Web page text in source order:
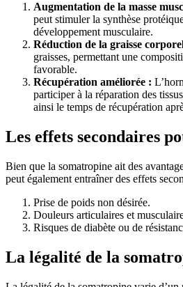
Augmentation de la masse
peut stimuler la synthèse
développement musculaire.
Réduction de la graisse
graisses, permettant une
favorable.
Récupération améliorée :
participer à la réparation des
ainsi le temps de récupération
Les effets secondaires
Bien que la somatropine ait des
peut également entraîner des effets
Prise de poids non désirée.
Douleurs articulaires et
Risques de diabète ou de
La légalité de la